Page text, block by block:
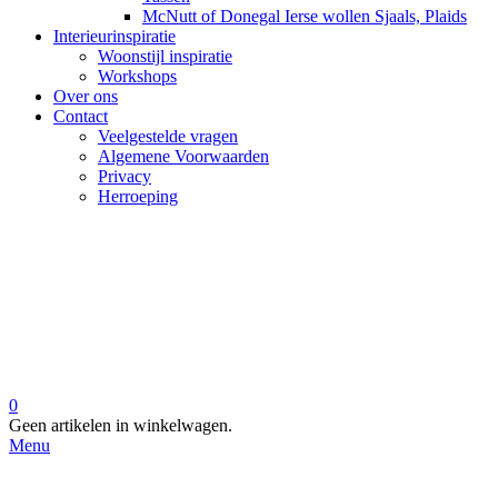
McNutt of Donegal Ierse wollen Sjaals, Plaids
Interieurinspiratie
Woonstijl inspiratie
Workshops
Over ons
Contact
Veelgestelde vragen
Algemene Voorwaarden
Privacy
Herroeping
0
Geen artikelen in winkelwagen.
Menu